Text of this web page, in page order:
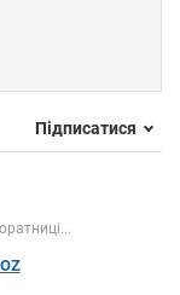
Підписатися